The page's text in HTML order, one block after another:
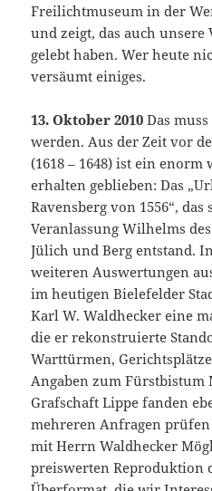
Freilichtmuseum in der
und zeigt, das auch
gelebt haben. Wer heute
versäumt einiges.
13. Oktober 2010 Das
werden. Aus der Zeit vor
(1618 – 1648) ist ein
erhalten geblieben: Das
Ravensberg von 1556“,
Veranlassung Wilhelms
Jülich und Berg entstand.
weiteren Auswertungen
im heutigen Bielefelder
Karl W. Waldhecker eine
die er rekonstruierte
Warttürmen,
Angaben zum
Grafschaft Lippe fanden
mehreren Anfragen
mit Herrn Waldhecker
preiswerten Reproduktion